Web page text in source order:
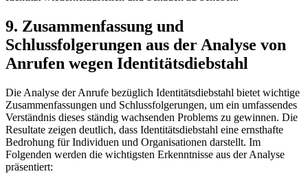
9. Zusammenfassung und
⁤Schlussfolgerungen aus der ⁢Analyse von
Anrufen wegen Identitätsdiebstahl
Die Analyse ⁤der ​Anrufe⁣ bezüglich Identitätsdiebstahl bietet⁣ wichtige
Zusammenfassungen und Schlussfolgerungen, um ein umfassendes
Verständnis‍ dieses ständig wachsenden Problems zu gewinnen. Die
Resultate zeigen deutlich, dass‍ Identitätsdiebstahl ​eine ernsthafte
Bedrohung für Individuen und‍ Organisationen ​darstellt. ‍Im
‍Folgenden werden ⁣die ‌wichtigsten Erkenntnisse aus der Analyse⁣
präsentiert: